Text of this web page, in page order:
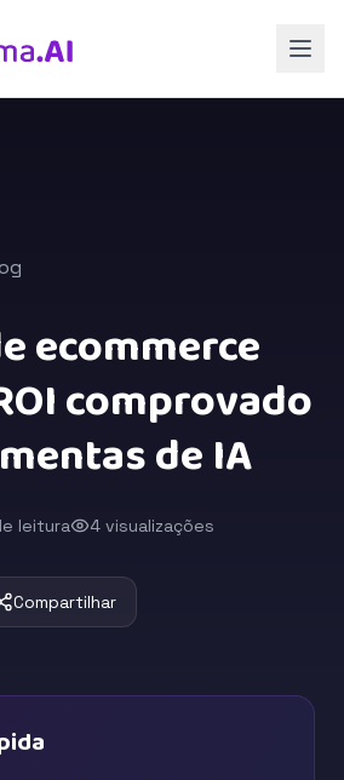
ecommerce
comprovado
de IA
leitura 4 visualizações
Compartilhar